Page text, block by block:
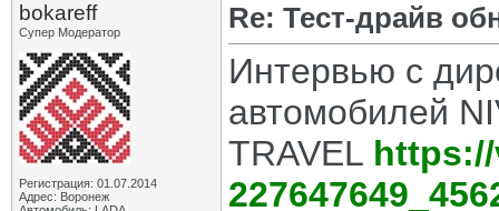
bokareff
Супер Модератор
Регистрация: 01.07.2014
Адрес: Воронеж
Re: Тест-драйв
Интервью с
автомобилей
TRAVEL